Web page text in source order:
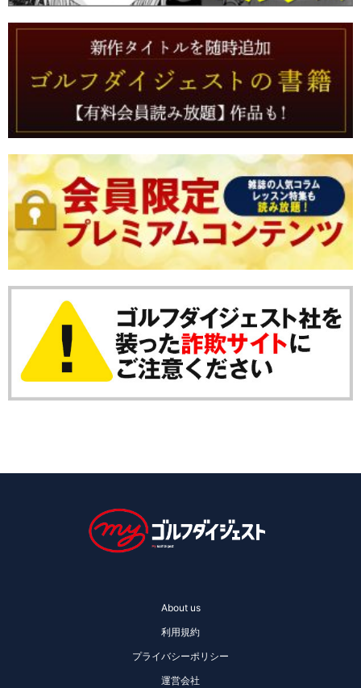
About us
利用規約
プライバシーポリシー
運営会社